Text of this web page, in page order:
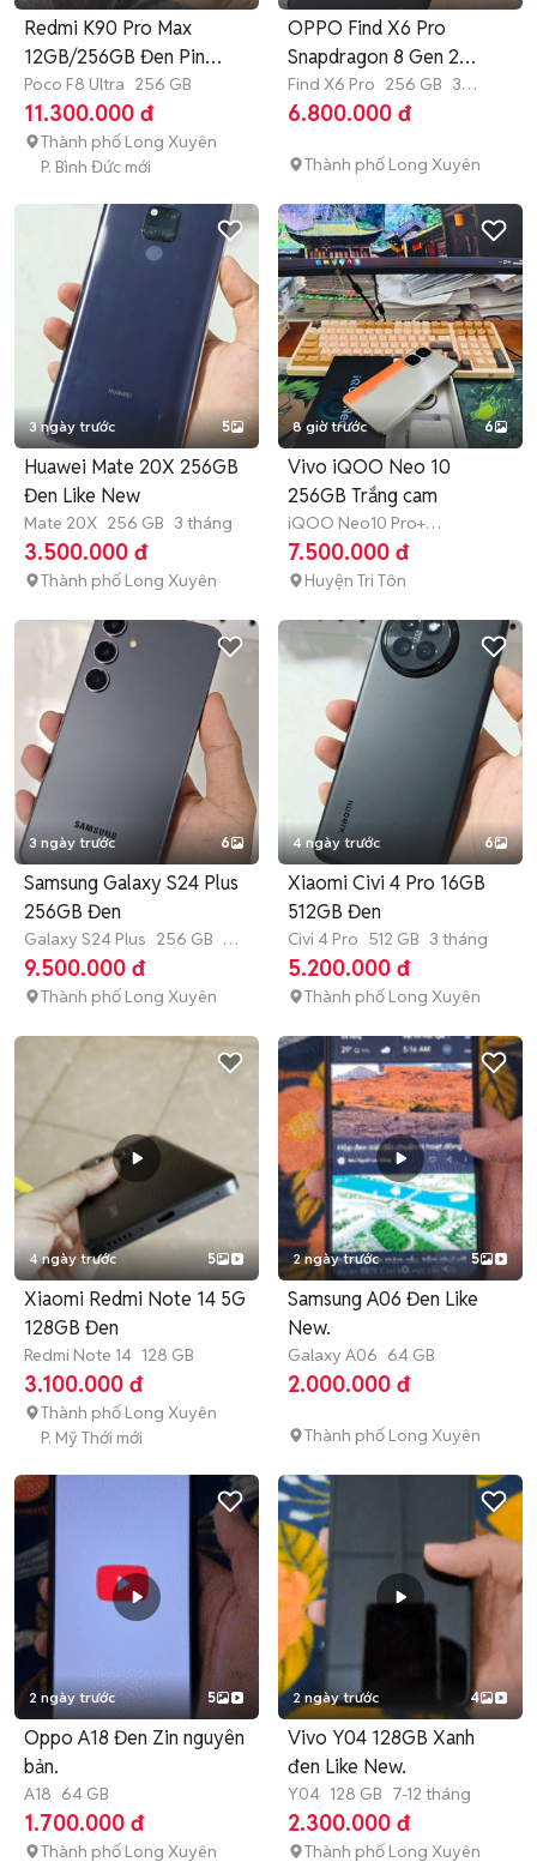
Redmi K90 Pro Max
12GB/256GB Đen Pin
100%
Poco F8 Ultra 256 GB
11.300.000 đ
Thành phố Long Xuyên
P. Bình Đức mới
OPPO Find X6 Pro
Snapdragon 8 Gen 2
12GB/256GB Đen
Find X6 Pro 256 GB 3
tháng
6.800.000 đ
Thành phố Long Xuyên
3 ngày trước 5
Huawei Mate 20X 256GB
Đen Like New
Mate 20X 256 GB 3 tháng
3.500.000 đ
Thành phố Long Xuyên
8 giờ trước 6
Vivo iQOO Neo 10
256GB Trắng cam
iQOO Neo10 Pro+
(China) 256 GB
7.500.000 đ
Huyện Tri Tôn
3 ngày trước 6
Samsung Galaxy S24 Plus
256GB Đen
Galaxy S24 Plus 256 GB 3
tháng
9.500.000 đ
Thành phố Long Xuyên
4 ngày trước 6
Xiaomi Civi 4 Pro 16GB
512GB Đen
Civi 4 Pro 512 GB 3 tháng
5.200.000 đ
Thành phố Long Xuyên
4 ngày trước 5
Xiaomi Redmi Note 14 5G
128GB Đen
Redmi Note 14 128 GB
3.100.000 đ
Thành phố Long Xuyên
P. Mỹ Thới mới
2 ngày trước 5
Samsung A06 Đen Like
New.
Galaxy A06 64 GB
2.000.000 đ
Thành phố Long Xuyên
2 ngày trước 5
Oppo A18 Đen Zin nguyên
bản.
A18 64 GB
1.700.000 đ
Thành phố Long Xuyên
2 ngày trước 4
Vivo Y04 128GB Xanh
đen Like New.
Y04 128 GB 7-12 tháng
2.300.000 đ
Thành phố Long Xuyên